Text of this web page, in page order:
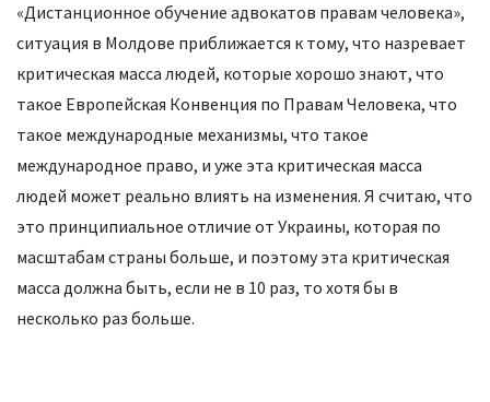
«Дистанционное обучение адвокатов правам человека»,
ситуация в Молдове приближается к тому, что назревает
критическая масса людей, которые хорошо знают, что
такое Европейская Конвенция по Правам Человека, что
такое международные механизмы, что такое
международное право, и уже эта критическая масса
людей может реально влиять на изменения. Я считаю, что
это принципиальное отличие от Украины, которая по
масштабам страны больше, и поэтому эта критическая
масса должна быть, если не в 10 раз, то хотя бы в
несколько раз больше.